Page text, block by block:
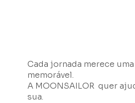
Cada jornada merece
memorável.
A MOONSAILOR quer
sua.